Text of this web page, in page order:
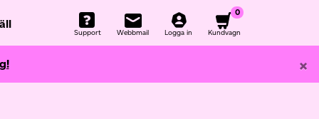
Support Webbmail Logga in Kundvagn
0
×